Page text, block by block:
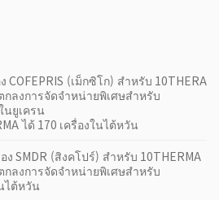
COFEPRIS (เม็กซิโก) สำหรับ 10THERA
ลงการจัดจำหน่ายพิเศษสำหรับ
นยูเครน
ได้ 170 เครื่องในไต้หวัน
ง SMDR (สิงคโปร์) สำหรับ 10THERMA
ลงการจัดจำหน่ายพิเศษสำหรับ
ไต้หวัน